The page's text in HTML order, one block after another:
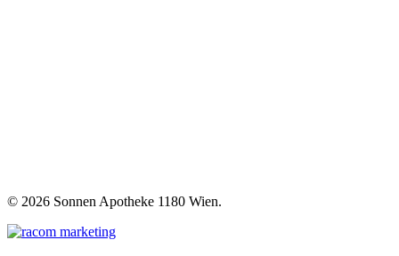
© 2026 Sonnen Apotheke 1180 Wien.